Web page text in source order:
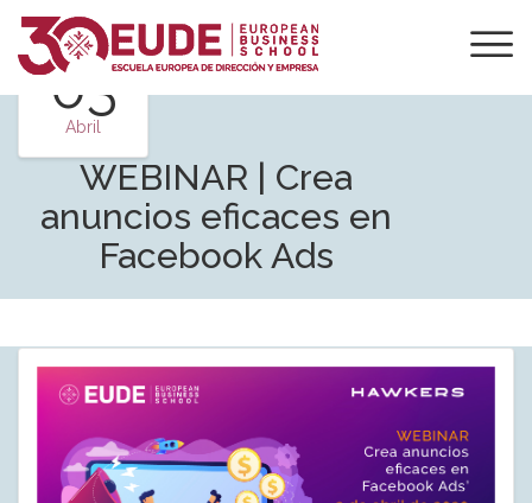
03
Abril
WEBINAR | Crea
anuncios eficaces en
Facebook Ads